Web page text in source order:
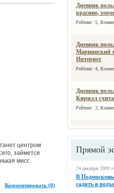
Дневник
красиво,
Рейтинг: 5,
Дневник
Мариинский
Интернет
Рейтинг: 4,
Дневник
Кирилл
Рейтинг: 3,
Прямой
24 декабря 2009
В
гадить в
центром
займется
мисс
Комментировать (0)